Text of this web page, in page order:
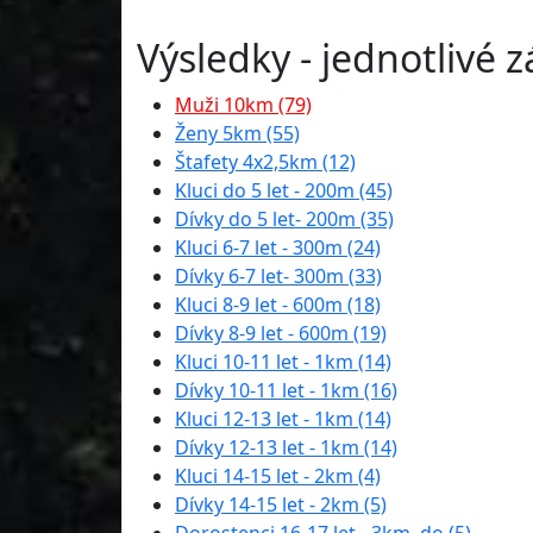
Výsledky - jednotlivé
Muži 10km (79)
Ženy 5km (55)
Štafety 4x2,5km (12)
Kluci do 5 let - 200m (45)
Dívky do 5 let- 200m (35)
Kluci 6-7 let - 300m (24)
Dívky 6-7 let- 300m (33)
Kluci 8-9 let - 600m (18)
Dívky 8-9 let - 600m (19)
Kluci 10-11 let - 1km (14)
Dívky 10-11 let - 1km (16)
Kluci 12-13 let - 1km (14)
Dívky 12-13 let - 1km (14)
Kluci 14-15 let - 2km (4)
Dívky 14-15 let - 2km (5)